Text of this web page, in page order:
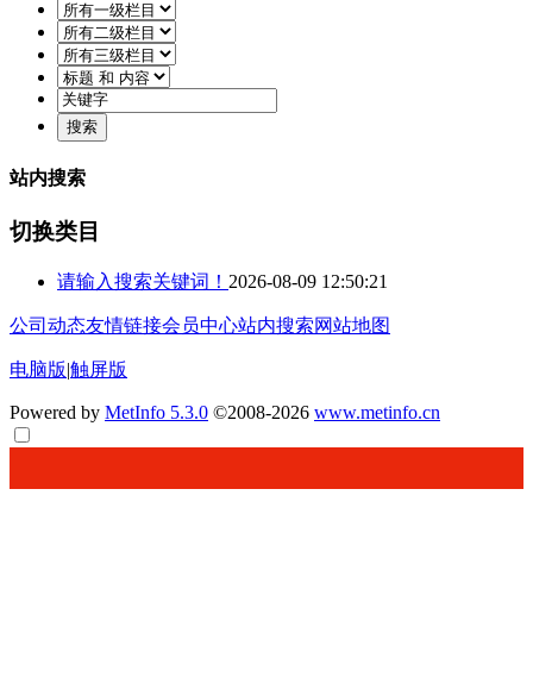
站内搜索
切换类目
请输入搜索关键词！ 2026-08-09 12:50:21
公司动态友情链接会员中心站内搜索网站地图
电脑版|触屏版
Powered by MetInfo 5.3.0 ©2008-2026 www.metinfo.cn